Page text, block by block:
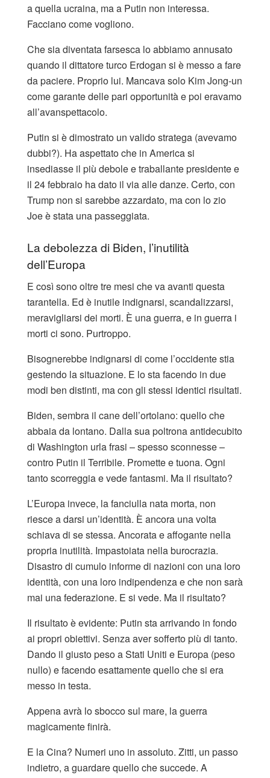
a quella ucraina, ma a Putin non interessa.
Facciano come vogliono.
Che sia diventata farsesca lo abbiamo annusato
quando il dittatore turco Erdogan si è messo a fare
da paciere. Proprio lui. Mancava solo Kim Jong-un
come garante delle pari opportunità e poi eravamo
all’avanspettacolo.
Putin si è dimostrato un valido stratega (avevamo
dubbi?). Ha aspettato che in America si
insediasse il più debole e traballante presidente e
il 24 febbraio ha dato il via alle danze. Certo, con
Trump non si sarebbe azzardato, ma con lo zio
Joe è stata una passeggiata.
La debolezza di Biden, l’inutilità
dell’Europa
E così sono oltre tre mesi che va avanti questa
tarantella. Ed è inutile indignarsi, scandalizzarsi,
meravigliarsi dei morti. È una guerra, e in guerra i
morti ci sono. Purtroppo.
Bisognerebbe indignarsi di come l’occidente stia
gestendo la situazione. E lo sta facendo in due
modi ben distinti, ma con gli stessi identici risultati.
Biden, sembra il cane dell’ortolano: quello che
abbaia da lontano. Dalla sua poltrona antidecubito
di Washington urla frasi – spesso sconnesse –
contro Putin il Terribile. Promette e tuona. Ogni
tanto scorreggia e vede fantasmi. Ma il risultato?
L’Europa invece, la fanciulla nata morta, non
riesce a darsi un’identità. È ancora una volta
schiava di se stessa. Ancorata e affogante nella
propria inutilità. Impastoiata nella burocrazia.
Disastro di cumulo informe di nazioni con una loro
identità, con una loro indipendenza e che non sarà
mai una federazione. E si vede. Ma il risultato?
Il risultato è evidente: Putin sta arrivando in fondo
ai propri obiettivi. Senza aver sofferto più di tanto.
Dando il giusto peso a Stati Uniti e Europa (peso
nullo) e facendo esattamente quello che si era
messo in testa.
Appena avrà lo sbocco sul mare, la guerra
magicamente finirà.
E la Cina? Numeri uno in assoluto. Zitti, un passo
indietro, a guardare quello che succede. A